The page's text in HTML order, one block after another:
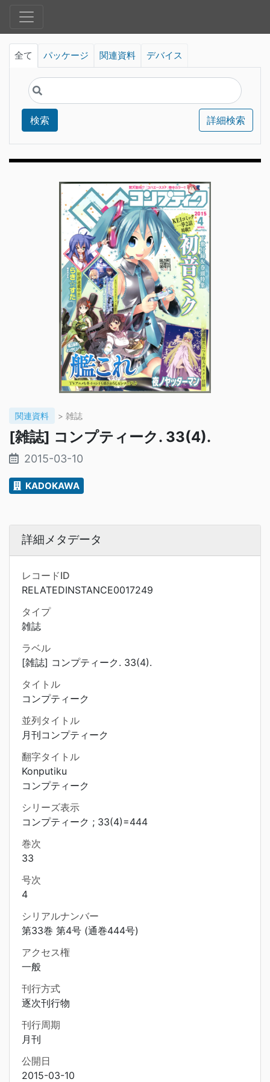
全て パッケージ 関連資料 デバイス
検索 詳細検索
関連資料 > 雑誌
[雑誌] コンプティーク. 33(4).
2015-03-10
KADOKAWA
詳細メタデータ
レコードID
RELATEDINSTANCE0017249
タイプ
雑誌
ラベル
[雑誌] コンプティーク. 33(4).
タイトル
コンプティーク
並列タイトル
月刊コンプティーク
翻字タイトル
Konputiku
コンプティーク
シリーズ表示
コンプティーク ; 33(4)=444
巻次
33
号次
4
シリアルナンバー
第33巻 第4号 (通巻444号)
アクセス権
一般
刊行方式
逐次刊行物
刊行周期
月刊
公開日
2015-03-10